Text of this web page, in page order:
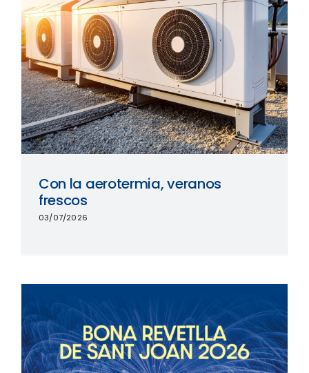
Con la aerotermia, veranos
frescos
03/07/2026